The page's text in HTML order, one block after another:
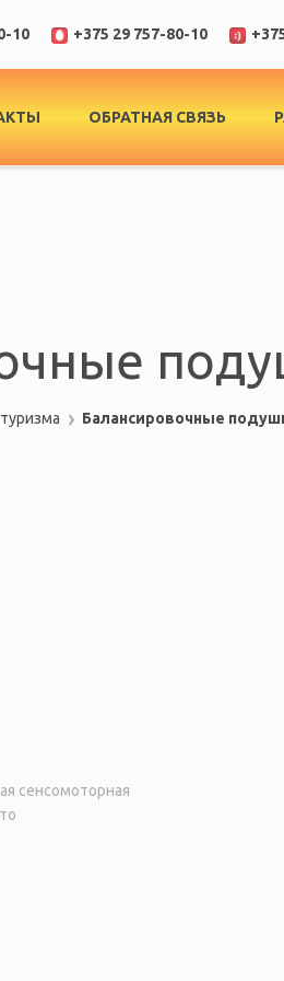
10 +375 29 757-80-10
ОБРАТНАЯ СВЯЗЬ
Балансировочные